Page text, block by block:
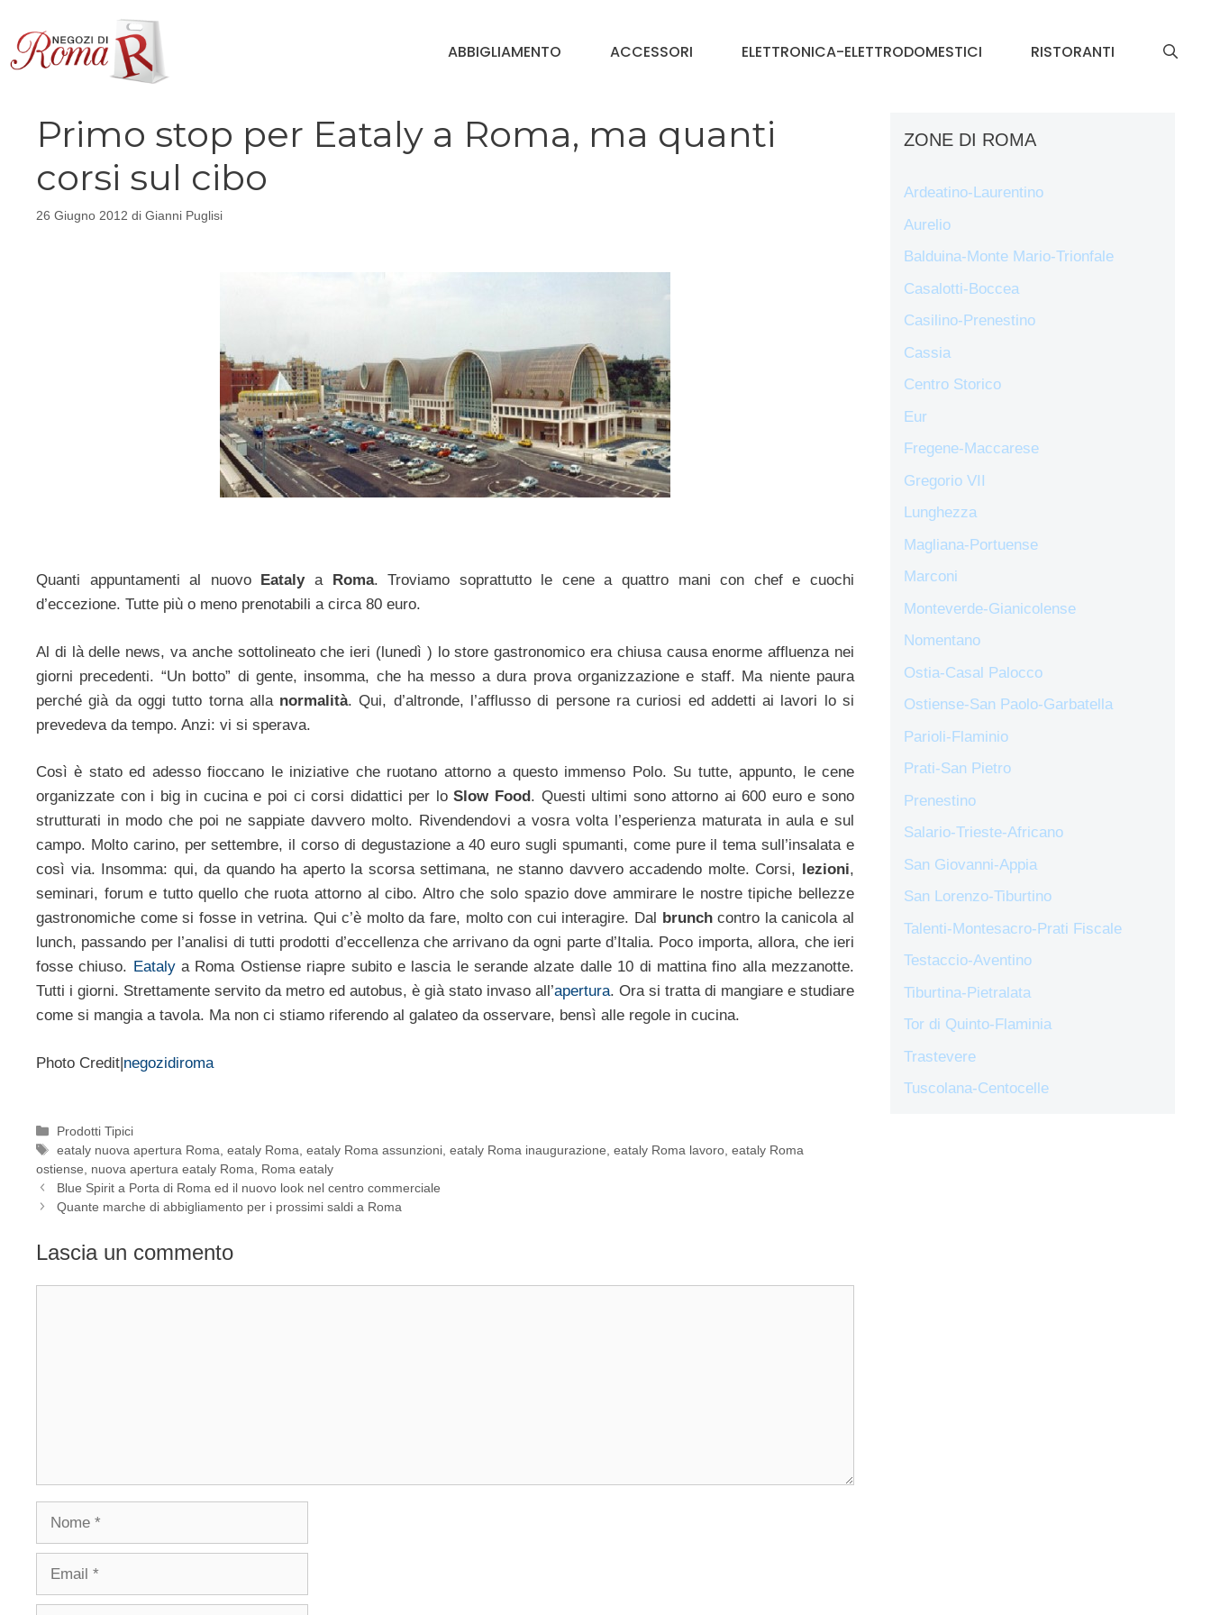
contenuto
ABBIGLIAMENTO ACCESSORI ELETTRONICA-ELETTRODOMESTICI RISTORANTI
Primo stop per Eataly a Roma, ma quanti
corsi sul cibo
26 Giugno 2012 di Gianni Puglisi
Quanti appuntamenti al nuovo Eatalya Roma. Troviamo soprattutto le cene a quattro mani con chef e cuochi
d’eccezione. Tutte più o meno prenotabili a circa 80 euro.
Al di là delle news, va anche sottolineato che ieri (lunedì ) lo store gastronomico era chiusa causa enorme affluenza nei
giorni precedenti. “Un botto” di gente, insomma, che ha messo a dura prova organizzazione e staff. Ma niente paura
perché già da oggi tutto torna alla normalità. Qui, d’altronde, l’afflusso di persone ra curiosi ed addetti ai lavori lo si
prevedeva da tempo. Anzi: vi si sperava.
Così è stato ed adesso fioccano le iniziative che ruotano attorno a questo immenso Polo. Su tutte, appunto, le cene
organizzate con i big in cucina e poi ci corsi didattici per loSlow Food. Questi ultimi sono attorno ai 600 euro e sono
strutturati in modo che poi ne sappiate davvero molto. Rivendendovi a vosra volta l’esperienza maturata in aula e sul
campo. Molto carino, per settembre, il corso di degustazione a 40 euro sugli spumanti, come pure il tema sull’insalata e
così via. Insomma: qui, da quando ha aperto la scorsa settimana, ne stanno davvero accadendo molte. Corsi, lezioni,
seminari, forum e tutto quello che ruota attorno al cibo. Altro che solo spazio dove ammirare le nostre tipiche bellezze
gastronomiche come si fosse in vetrina. Qui c’è molto da fare, molto con cui interagire. Dal brunchcontro la canicola al
lunch, passando per l’analisi di tutti prodotti d’eccellenza che arrivano da ogni parte d’Italia. Poco importa, allora, che ieri
fosse chiuso. Eatalya Roma Ostiense riapre subito e lascia le serande alzate dalle 10 di mattina fino alla mezzanotte.
Tutti i giorni. Strettamente servito da metro ed autobus, è già stato invaso all’apertura. Ora si tratta di mangiare e studiare
come si mangia a tavola. Ma non ci stiamo riferendo al galateo da osservare, bensì alle regole in cucina.
Photo Credit|negozidiroma
Categorie
Prodotti Tipici
Tag
eataly nuova apertura Roma ,eataly Roma ,eataly Roma assunzioni ,eataly Roma inaugurazione ,eataly Roma lavoro ,eataly Roma
ostiense
nuova apertura eataly Roma
Roma eataly
Blue Spirit a Porta di Roma ed il nuovo look nel centro commerciale
Quante marche di abbigliamento per i prossimi saldi a Roma
Lascia un commento
ZONE DI ROMA
Ardeatino-Laurentino
Aurelio
Balduina-Monte Mario-Trionfale
Casalotti-Boccea
Casilino-Prenestino
Cassia
Centro Storico
Eur
Fregene-Maccarese
Gregorio VII
Lunghezza
Magliana-Portuense
Marconi
Monteverde-Gianicolense
Nomentano
Ostia-Casal Palocco
Ostiense-San Paolo-Garbatella
Parioli-Flaminio
Prati-San Pietro
Prenestino
Salario-Trieste-Africano
San Giovanni-Appia
San Lorenzo-Tiburtino
Talenti-Montesacro-Prati Fiscale
Testaccio-Aventino
Tiburtina-Pietralata
Tor di Quinto-Flaminia
Trastevere
Tuscolana-Centocelle